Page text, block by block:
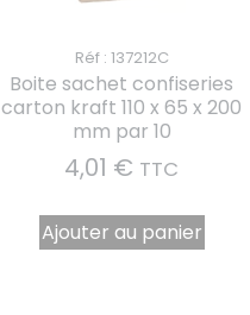
Réf : 137212C
Boite sachet confiseries
carton kraft 110 x 65 x 200
mm par 10
4,01 € TTC
Ajouter au panier